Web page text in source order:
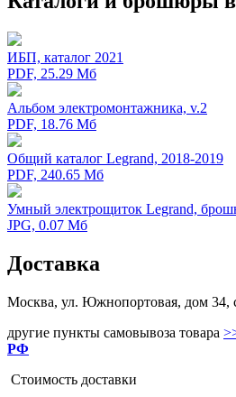
ИБП, каталог 2021
PDF, 25.29 Мб
Альбом электромонтажника, v.2
PDF, 18.76 Мб
Общий каталог Legrand, 2018-2019
PDF, 240.65 Мб
Умный электрощиток Legrand,
JPG, 0.07 Мб
Доставка
Москва, ул. Южнопортовая, дом 34,
другие пункты самовывоза товара
РФ
Стоимость доставки